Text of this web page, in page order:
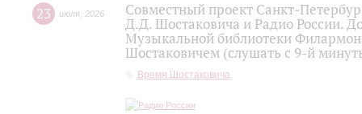
23 июля 2026
Совместный проект Санкт-
Д.Д. Шостаковича и Радио России.
Музыкальной библиотеки
Шостаковичем (слушать с 9-й
Время Шостаковича